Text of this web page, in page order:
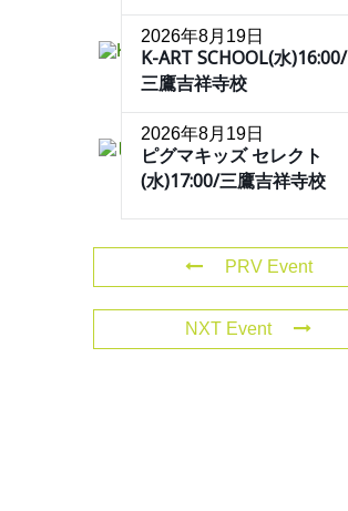
2026年8月19日
K-ART SCHOOL(水)16:00/
三鷹吉祥寺校
2026年8月19日
ピグマキッズ セレクト
(水)17:00/三鷹吉祥寺校
PRV Event
NXT Event